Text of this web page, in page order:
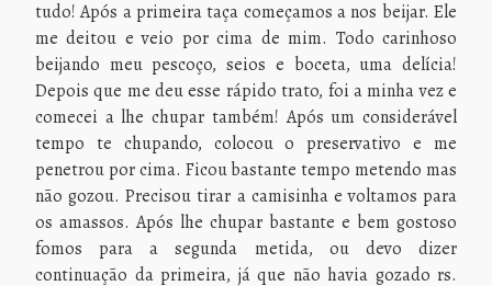
tudo! Após a primeira taça começamos a nos beijar. Ele
me deitou e veio por cima de mim. Todo carinhoso
beijando meu pescoço, seios e boceta, uma delícia!
Depois que me deu esse rápido trato, foi a minha vez e
comecei a lhe chupar também! Após um considerável
tempo te chupando, colocou o preservativo e me
penetrou por cima. Ficou bastante tempo metendo mas
não gozou. Precisou tirar a camisinha e voltamos para
os amassos. Após lhe chupar bastante e bem gostoso
fomos para a segunda metida, ou devo dizer
continuação da primeira, já que não havia gozado rs.